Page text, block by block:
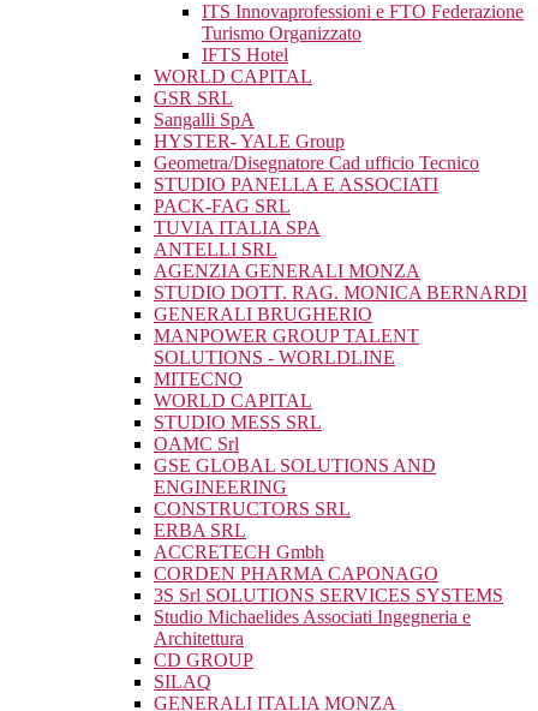
ITS Innovaprofessioni e FTO Federazione
Turismo Organizzato
IFTS Hotel
WORLD CAPITAL
GSR SRL
Sangalli SpA
HYSTER- YALE Group
Geometra/Disegnatore Cad ufficio Tecnico
STUDIO PANELLA E ASSOCIATI
PACK-FAG SRL
TUVIA ITALIA SPA
ANTELLI SRL
AGENZIA GENERALI MONZA
STUDIO DOTT. RAG. MONICA BERNARDI
GENERALI BRUGHERIO
MANPOWER GROUP TALENT
SOLUTIONS - WORLDLINE
MITECNO
WORLD CAPITAL
STUDIO MESS SRL
OAMC Srl
GSE GLOBAL SOLUTIONS AND
ENGINEERING
CONSTRUCTORS SRL
ERBA SRL
ACCRETECH Gmbh
CORDEN PHARMA CAPONAGO
3S Srl SOLUTIONS SERVICES SYSTEMS
Studio Michaelides Associati Ingegneria e
Architettura
CD GROUP
SILAQ
GENERALI ITALIA MONZA